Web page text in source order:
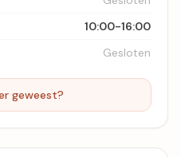
10:00-16:00
Gesloten
geweest?